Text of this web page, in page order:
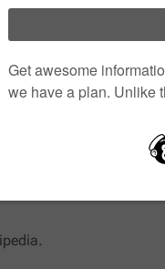
der sich auf
mehrere MAAs,
wird.
einem Corporal-at-